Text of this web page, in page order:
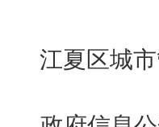
江夏区城